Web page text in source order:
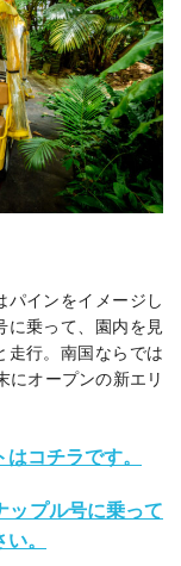
パインをイメージし
に乗って、園内を見
走行。南国ならでは
にオープンの新エリ
コチラです。
プル号に乗って
。